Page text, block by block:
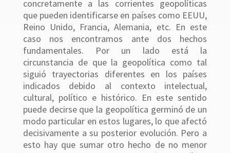
concretamente a las corrientes geopolíticas
que pueden identificarse en países como EEUU,
Reino Unido, Francia, Alemania, etc. En este
caso nos encontramos ante dos hechos
fundamentales. Por un lado está la
circunstancia de que la geopolítica como tal
siguió trayectorias diferentes en los países
indicados debido al contexto intelectual,
cultural, político e histórico. En este sentido
puede decirse que la geopolítica germinó de un
modo particular en estos lugares, lo que afectó
decisivamente a su posterior evolución. Pero a
esto hay que sumar otro hecho de no menor